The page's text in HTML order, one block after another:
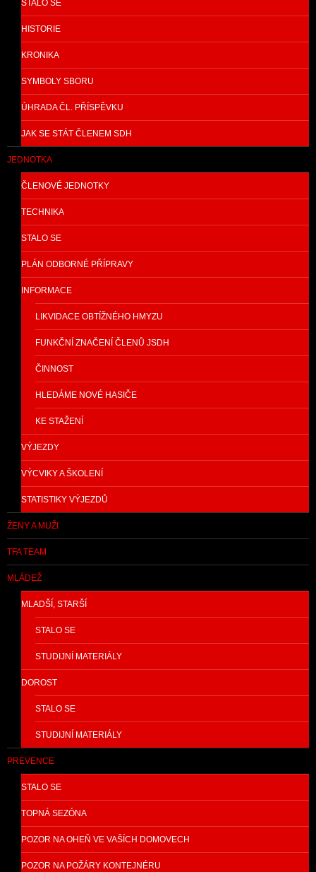
STALO SE
HISTORIE
KRONIKA
SYMBOLY SBORU
ÚHRADA ČL. PŘÍSPĚVKU
JAK SE STÁT ČLENEM SDH
JEDNOTKA
ČLENOVÉ JEDNOTKY
TECHNIKA
STALO SE
PLÁN ODBORNÉ PŘÍPRAVY
INFORMACE
LIKVIDACE OBTÍŽNÉHO HMYZU
FUNKČNÍ ZNAČENÍ ČLENŮ JSDH
ČINNOST
HLEDÁME NOVÉ HASIČE
KE STAŽENÍ
VÝJEZDY
VÝCVIKY A ŠKOLENÍ
STATISTIKY VÝJEZDŮ
ŽENY A MUŽI
TFA TEAM
MLÁDEŽ
MLADŠÍ, STARŠÍ
STALO SE
STUDIJNÍ MATERIÁLY
DOROST
STALO SE
STUDIJNÍ MATERIÁLY
PREVENCE
STALO SE
TOPNÁ SEZÓNA
POZOR NA OHEŇ VE VAŠÍCH DOMOVECH
POZOR NA POŽÁRY KONTEJNÉRU